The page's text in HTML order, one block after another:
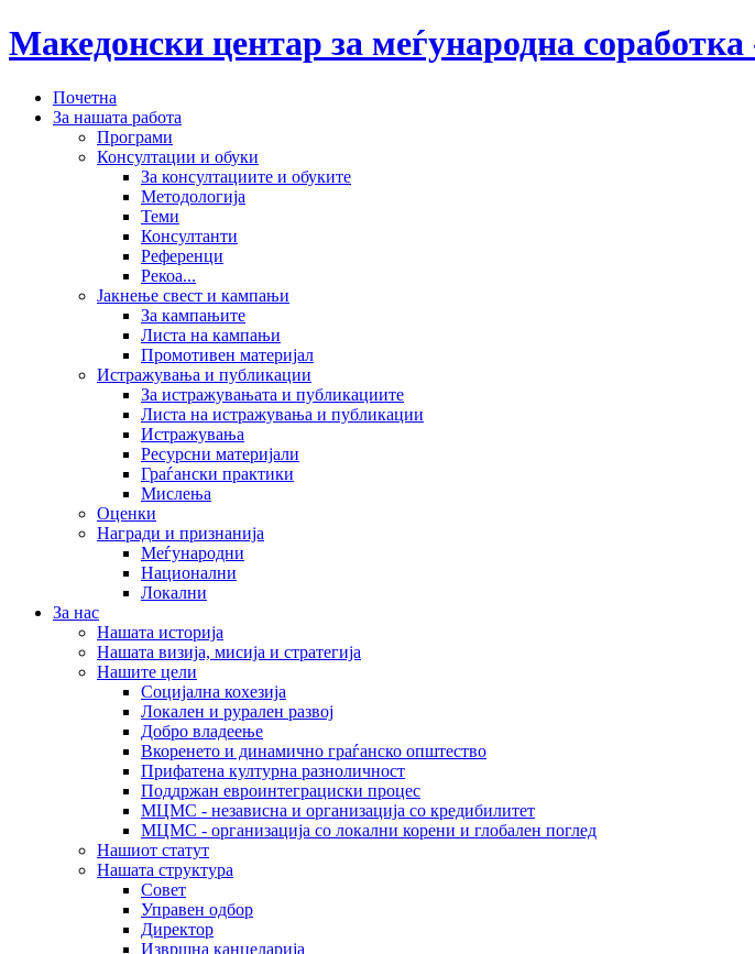
Македонски центар за меѓународна
Почетна
За нашата работа
Програми
Консултации и обуки
За консултациите и обуките
Методологија
Теми
Консултанти
Референци
Рекоа...
Јакнење свест и кампањи
За кампањите
Листа на кампањи
Промотивен материјал
Истражувања и публикации
За истражувањата и публикациите
Листа на истражувања и публикации
Истражувања
Ресурсни материјали
Граѓански практики
Мислења
Оценки
Награди и признанија
Меѓународни
Национални
Локални
За нас
Нашата историја
Нашата визија, мисија и стратегија
Нашите цели
Социјална кохезија
Локален и рурален развој
Добро владеење
Вкоренето и динамично граѓанско општество
Прифатена културна разноличност
Поддржан евроинтеграциски процес
МЦМС - независна и организација со кредибилитет
МЦМС - организација со локални корени и глобален поглед
Нашиот статут
Нашата структура
Совет
Управен одбор
Директор
Извршна канцеларија